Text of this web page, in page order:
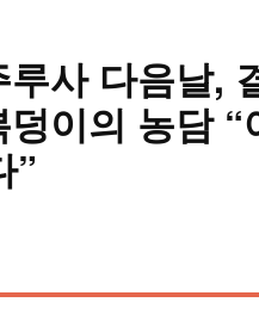
루사 다음날,
이의 농담
”